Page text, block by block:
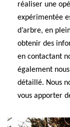
réaliser une
expérimentée
d’arbre, en
obtenir des
en contactant
également
détaillé. Nous
vous apporter